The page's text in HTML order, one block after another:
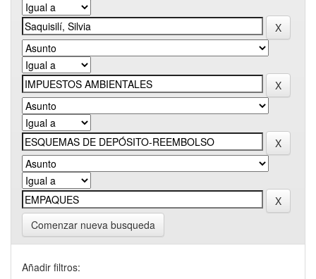
Comenzar nueva busqueda
Añadir filtros: